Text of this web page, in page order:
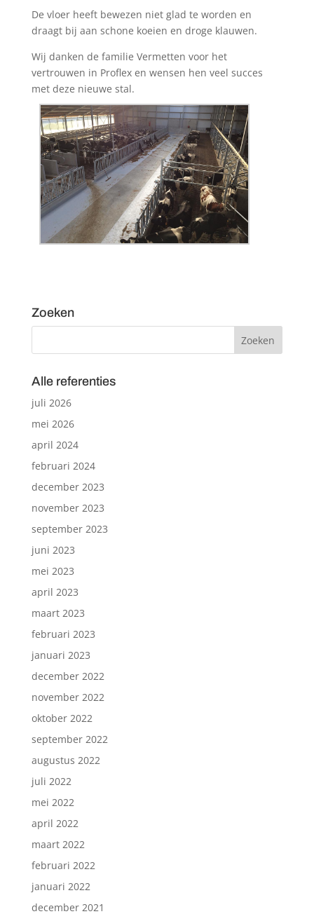
De vloer heeft bewezen niet glad te worden en
draagt bij aan schone koeien en droge klauwen.
Wij danken de familie Vermetten voor het
vertrouwen in Proflex en wensen hen veel succes
met deze nieuwe stal.
Zoeken
Alle referenties
juli 2026
mei 2026
april 2024
februari 2024
december 2023
november 2023
september 2023
juni 2023
mei 2023
april 2023
maart 2023
februari 2023
januari 2023
december 2022
november 2022
oktober 2022
september 2022
augustus 2022
juli 2022
mei 2022
april 2022
maart 2022
februari 2022
januari 2022
december 2021